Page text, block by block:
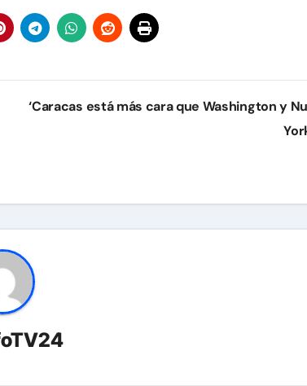
‘Caracas está más cara que Washington y